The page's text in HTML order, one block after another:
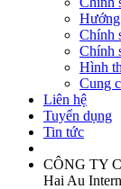
Hướng
Chính
Chính
Hình
Cung
Liên hệ
Tuyển dụng
Tin tức
CÔNG TY
Hai Au